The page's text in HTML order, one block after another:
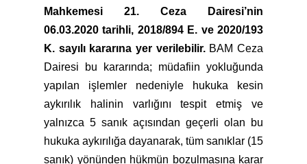
Mahkemesi 21. Ceza Dairesi’nin
06.03.2020 tarihli, 2018/894 E. ve 2020/193
K. sayılı kararına yer verilebilir.BAM Ceza
Dairesi bu kararında; müdafiin yokluğunda
yapılan işlemler nedeniyle hukuka kesin
aykırılık halinin varlığını tespit etmiş ve
yalnızca 5 sanık açısından geçerli olan bu
hukuka aykırılığa dayanarak, tüm sanıklar (15
sanık) yönünden hükmün bozulmasına karar